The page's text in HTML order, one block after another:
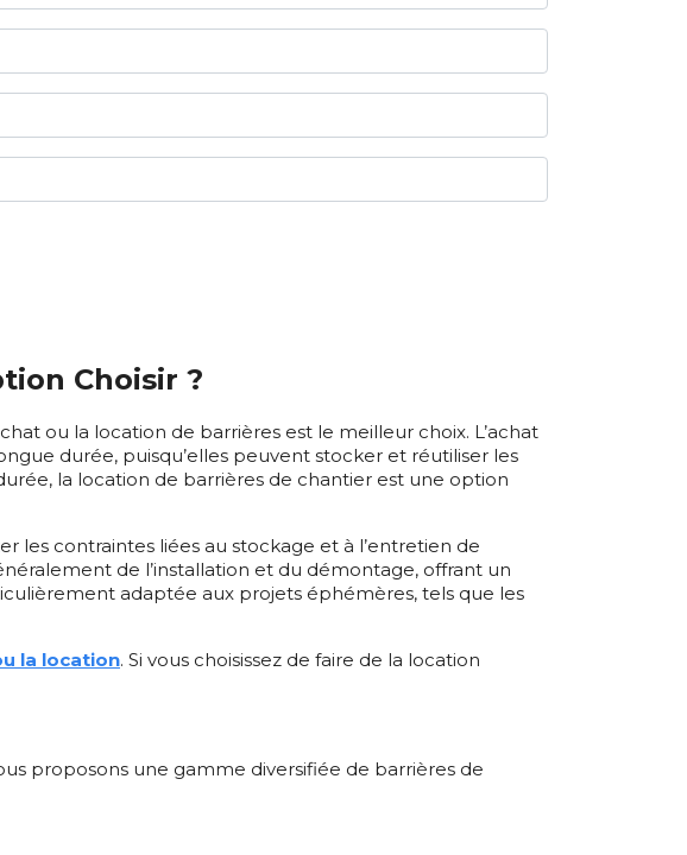
Choisir ?
ou la location de barrières est le meilleur choix. L’achat
durée, puisqu’elles peuvent stocker et réutiliser les
la location de barrières de chantier est une option
les contraintes liées au stockage et à l’entretien de
de l’installation et du démontage, offrant un
adaptée aux projets éphémères, tels que les
la location. Si vous choisissez de faire de la location
proposons une gamme diversifiée de barrières de